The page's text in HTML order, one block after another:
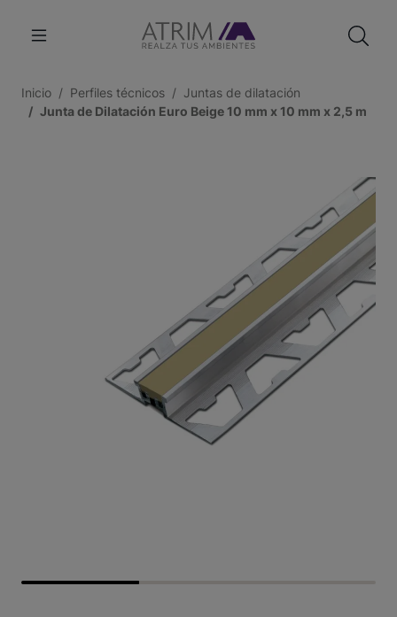
Inicio Perfiles técnicos
Juntas de dilatación
Junta de Dilatación Euro Beige 10 mm x 10 mm x 2,5 m